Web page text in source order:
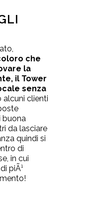
che
la
il Tower
senza
alcuni clienti
buona
da lasciare
quindi si
di
in cui
piÃ¹